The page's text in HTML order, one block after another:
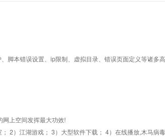
脚本错误设置、ip限制、虚拟目录、错误页面定义等诸多
上空间发挥最大功效!
2）江湖游戏； 3）大型软件下载； 4）在线播放,木马病毒